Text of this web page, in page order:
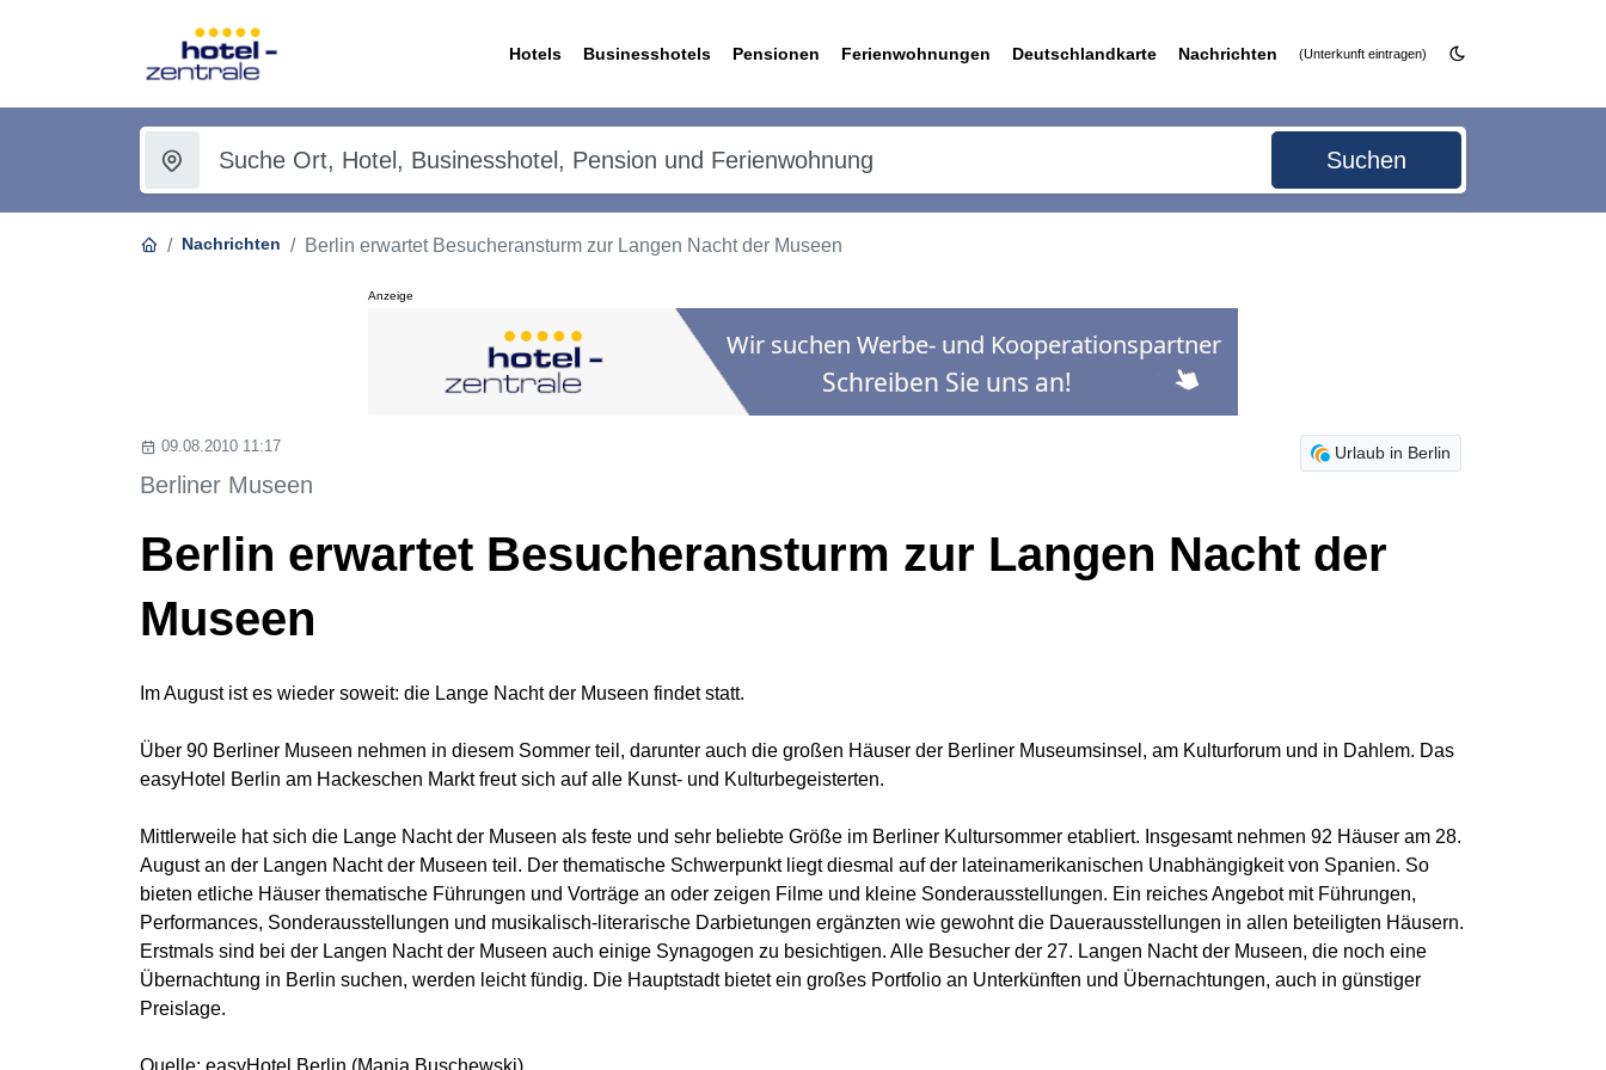
Hotels Businesshotels Pensionen Ferienwohnungen Deutschlandkarte Nachrichten (Unterkunft eintragen)
Suchen
Nachrichten Berlin erwartet Besucheransturm zur Langen Nacht der Museen
Anzeige
Urlaub in Berlin
09.08.2010 11:17
Berliner Museen
Berlin erwartet Besucheransturm zur Langen Nacht der
Museen
Im August ist es wieder soweit: die Lange Nacht der Museen findet statt.
Über 90 Berliner Museen nehmen in diesem Sommer teil, darunter auch die großen Häuser der Berliner Museumsinsel, am Kulturforum und in Dahlem. Das
easyHotel Berlin am Hackeschen Markt freut sich auf alle Kunst- und Kulturbegeisterten.
Mittlerweile hat sich die Lange Nacht der Museen als feste und sehr beliebte Größe im Berliner Kultursommer etabliert. Insgesamt nehmen 92 Häuser am 28.
August an der Langen Nacht der Museen teil. Der thematische Schwerpunkt liegt diesmal auf der lateinamerikanischen Unabhängigkeit von Spanien. So
bieten etliche Häuser thematische Führungen und Vorträge an oder zeigen Filme und kleine Sonderausstellungen. Ein reiches Angebot mit Führungen,
Performances, Sonderausstellungen und musikalisch-literarische Darbietungen ergänzten wie gewohnt die Dauerausstellungen in allen beteiligten Häusern.
Erstmals sind bei der Langen Nacht der Museen auch einige Synagogen zu besichtigen. Alle Besucher der 27. Langen Nacht der Museen, die noch eine
Übernachtung in Berlin suchen, werden leicht fündig. Die Hauptstadt bietet ein großes Portfolio an Unterkünften und Übernachtungen, auch in günstiger
Preislage.
Quelle: easyHotel Berlin (Manja Buschewski)